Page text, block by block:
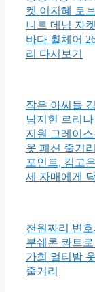
켓 이지혜 로
니트 데님 자
바다 휠체어
리 다시보기
작은 아씨들
남지현 르리
지원 그레이
옷 패션 줄거
포인트, 김고
세 자매에게
천원짜리 변
부쉐론 콰트
가희 멀티밤
줄거리